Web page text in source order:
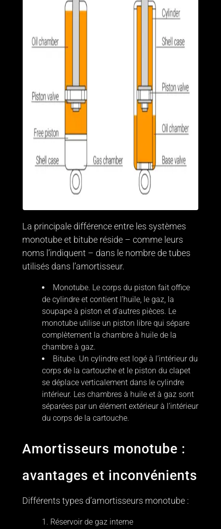
La principale différence entre les systèmes
monotube et bitube réside – comme leurs
noms l’indiquent – dans le nombre de tubes
utilisés dans l’amortisseur.
Monotube. Le corps du piston fait office
de cylindre et contient l’huile, le gaz, la
soupape à piston et d’autres pièces. Le
monotube utilise un piston libre qui sépare
complètement la chambre à huile de la
chambre à gaz.
Bitube. Un cylindre est logé à l’intérieur du
corps de la cartouche et le piston du clapet
se déplace verticalement dans le cylindre
intérieur. Les chambres à huile et à gaz sont
séparées par un élément extérieur à l’intérieur
du corps de la cartouche.
Amortisseurs monotube :
avantages et inconvénients
Différents types d’amortisseurs monotube :
Réservoir de gaz interne